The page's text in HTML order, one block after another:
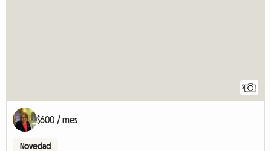
2
$600 / mes
Novedad